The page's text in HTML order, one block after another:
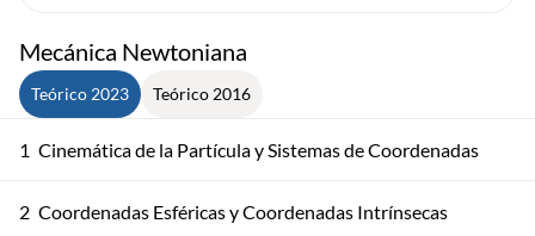
Mecánica Newtoniana
Teórico 2023 Teórico 2016
1 Cinemática de la Partícula y Sistemas de Coordenadas
2 Coordenadas Esféricas y Coordenadas Intrínsecas